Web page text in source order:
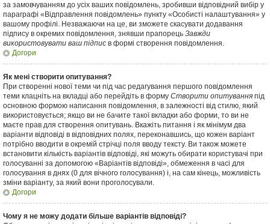
за замовчуванням до усіх ваших повідомлень, зробивши відповідний вибір у
параграфі «Відправлення повідомлень» пункту «Особисті налаштування» у
вашому профілі. Незважаючи на це, ви зможете скасувати додавання
підпису в окремих повідомлення, знявши прапорець Завжди
використовувати ваш підпис в формі створення повідомлення.
Догори
Як мені створити опитування?
При створенні нової теми чи під час редагування першого повідомлення
теми клацніть на вкладці або перейдіть в форму Створити опитування під
основною формою написання повідомлення, в залежності від стилю, який
використовується; якщо ви не бачите такої вкладки або форми, то ви не
маєте прав для створення опитувань. Вкажіть питання і як мінімум два
варіанти відповіді в відповідних полях, переконавшись, що кожен варіант
потрібно вводити в окремій стрічці поля вводу тексту. Ви також можете
встановити кількість варіантів відповіді, які можуть обирати користувачі при
голосуванні за допомогою «Варіантів відповіді», обмеження в часі для
голосування в днях (0 для вічного голосування) і, на сам кінець, можливість
зміни варіанту, за який вони проголосували.
Догори
Чому я не можу додати більше варіантів відповіді?